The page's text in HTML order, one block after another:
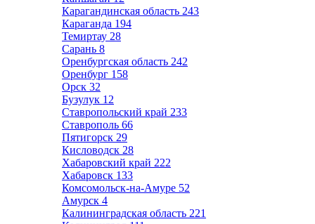
Карагандинская область 243
Караганда 194
Темиртау 28
Сарань 8
Оренбургская область 242
Оренбург 158
Орск 32
Бузулук 12
Ставропольский край 233
Ставрополь 66
Пятигорск 29
Кисловодск 28
Хабаровский край 222
Хабаровск 133
Комсомольск-на-Амуре 52
Амурск 4
Калининградская область 221